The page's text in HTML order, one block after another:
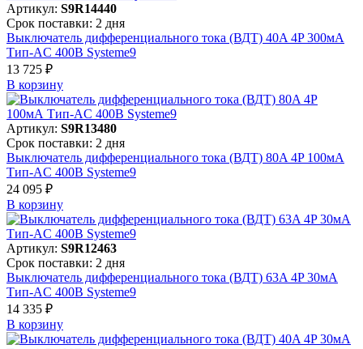
Артикул: S9R14440
Срок поставки: 2 дня
Выключатель дифференциального тока (ВДТ) 40A 4P 300мА
Тип-AC 400В Systeme9
13 725 ₽
В корзинy
Артикул: S9R13480
Срок поставки: 2 дня
Выключатель дифференциального тока (ВДТ) 80A 4P 100мА
Тип-AC 400В Systeme9
24 095 ₽
В корзинy
Артикул: S9R12463
Срок поставки: 2 дня
Выключатель дифференциального тока (ВДТ) 63A 4P 30мА
Тип-AC 400В Systeme9
14 335 ₽
В корзинy